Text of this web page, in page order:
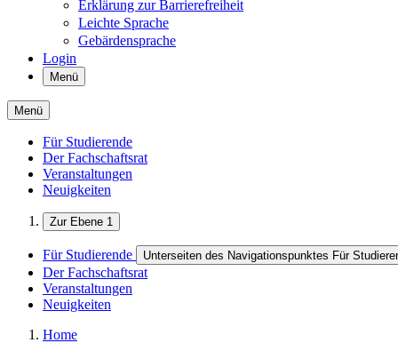
Erklärung zur Barrierefreiheit
Leichte Sprache
Gebärdensprache
Login
Menü
Menü
Für Studierende
Der Fachschaftsrat
Veranstaltungen
Neuigkeiten
Zur Ebene 1
Für Studierende Unterseiten des Navigationspunktes Für
Der Fachschaftsrat
Veranstaltungen
Neuigkeiten
Home